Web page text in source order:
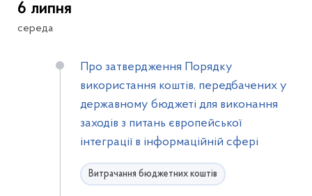
6 липня
середа
Про затвердження Порядку
використання коштів, передбачених у
державному бюджеті для виконання
заходів з питань європейської
інтеграції в інформаційній сфері
Витрачання бюджетних коштів